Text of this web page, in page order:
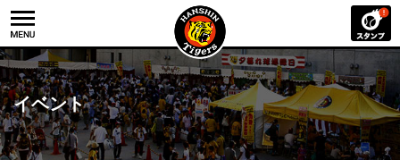
イベント